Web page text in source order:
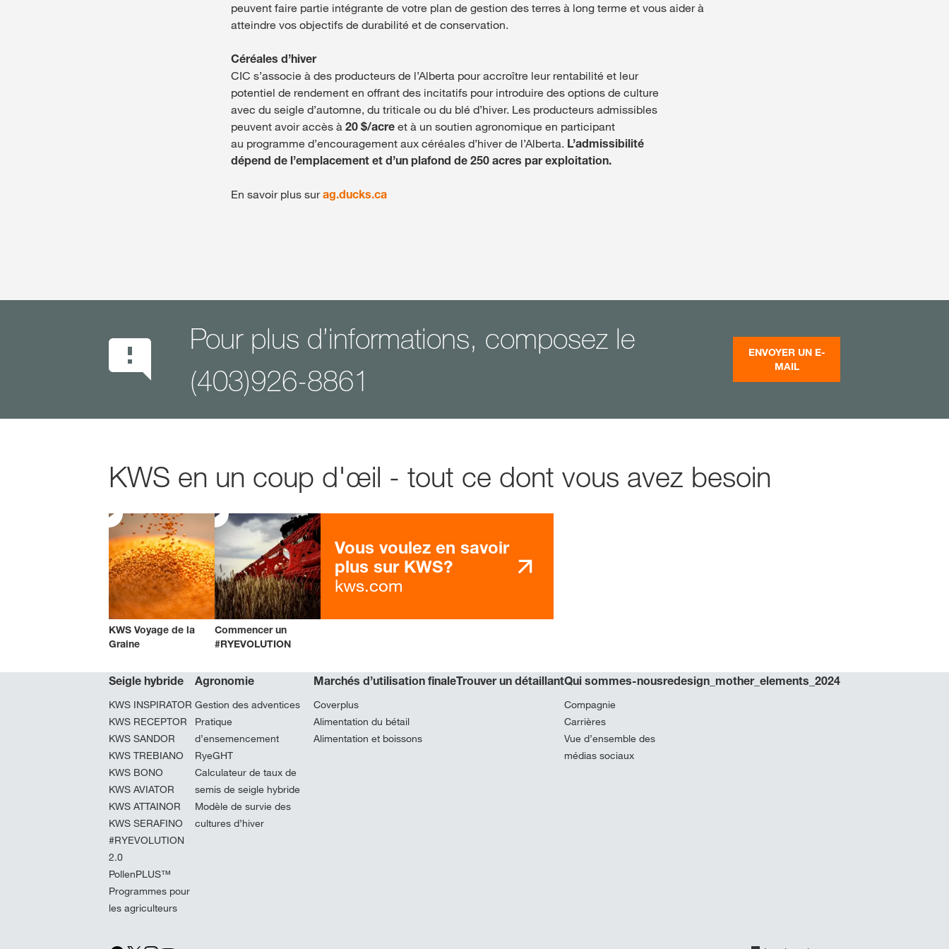
peuvent faire partie intégrante de votre plan de gestion des terres à long terme et vous aider à
atteindre vos objectifs de durabilité et de conservation.
Céréales d’hiver
CIC s’associe à des producteurs de l’Alberta pour accroître leur rentabilité et leur
potentiel de rendement en offrant des incitatifs pour introduire des options de culture
avec du seigle d’automne, du triticale ou du blé d’hiver. Les producteurs admissibles
peuvent avoir accès à 20 $/acre et à un soutien agronomique en participant
au programme d’encouragement aux céréales d’hiver de l’Alberta. L’admissibilité
dépend de l’emplacement et d’un plafond de 250 acres par exploitation.
En savoir plus surag.ducks.ca
Pour plus d’informations, composez le
(403)926-8861
ENVOYER UN E-
MAIL
KWS en un coup d'œil - tout ce dont vous avez besoin
KWS Voyage de la
Graine
Commencer un
#RYEVOLUTION
Vous voulez en savoir
plus sur KWS?
kws.com
Seigle hybride
KWS INSPIRATOR
KWS RECEPTOR
KWS SANDOR
KWS TREBIANO
KWS BONO
KWS AVIATOR
KWS ATTAINOR
KWS SERAFINO
#RYEVOLUTION
2.0
PollenPLUS™
Programmes pour
les agriculteurs
Agronomie
Gestion des adventices
Pratique
d’ensemencement
RyeGHT
Calculateur de taux de
semis de seigle hybride
Modèle de survie des
cultures d’hiver
Marchés d’utilisation finale
Coverplus
Alimentation du bétail
Alimentation et boissons
Trouver un détaillantQui sommes-nous
Compagnie
Carrières
Vue d’ensemble des
médias sociaux
redesign_mother_elements_2024